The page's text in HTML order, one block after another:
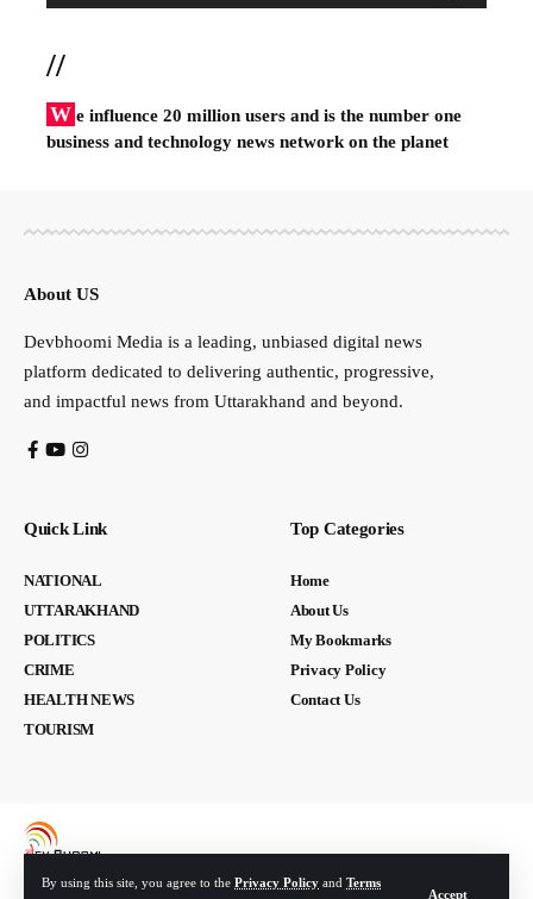
By using this site, you agree to the Privacy Policy and Terms
Accept
//
W e influence 20 million users and is the number one
business and technology news network on the planet
About US
Devbhoomi Media is a leading, unbiased digital news
platform dedicated to delivering authentic, progressive,
and impactful news from Uttarakhand and beyond.
Quick Link
NATIONAL
UTTARAKHAND
POLITICS
CRIME
HEALTH NEWS
TOURISM
Top Categories
Home
About Us
My Bookmarks
Privacy Policy
Contact Us